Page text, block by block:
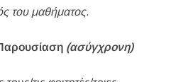
του μαθήματος.
(ασύγχρονη)